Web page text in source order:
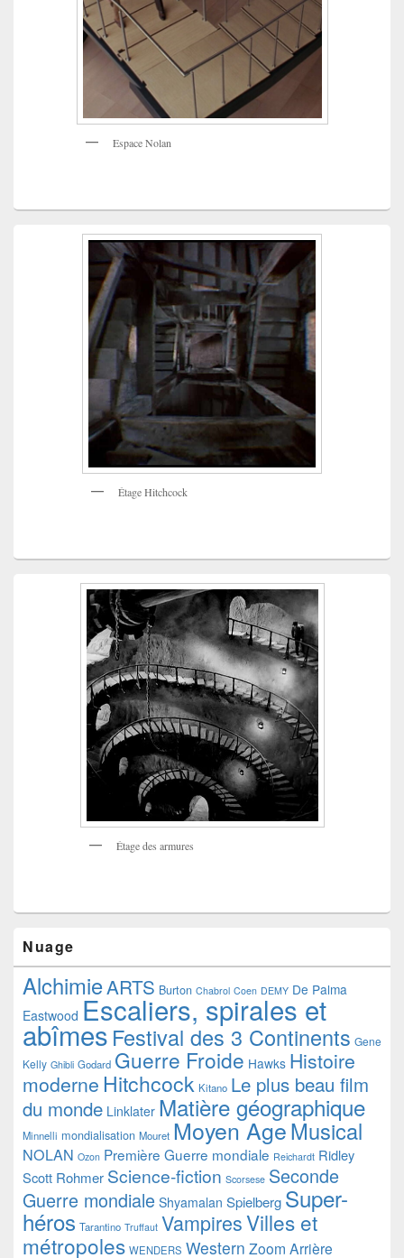
Espace Nolan
Étage Hitchcock
Étage des armures
Nuage
AlchimieARTS Burton Chabrol Coen DEMY De Palma
Eastwood Escaliers, spirales et
abîmesFestival des 3 Continents Gene
Kelly Ghibli Godard Guerre Froide Hawks Histoire
moderne Hitchcock Kitano Le plus beau film
du monde Linklater Matière géographique
Minnelli mondialisation Mouret Moyen AgeMusical
NOLAN Ozon Première Guerre mondiale Reichardt Ridley
Scott Rohmer Science-fiction Scorsese Seconde
Guerre mondiale Shyamalan Spielberg Super-
héros Tarantino Truffaut VampiresVilles et
métropoles WENDERS Western Zoom Arrière